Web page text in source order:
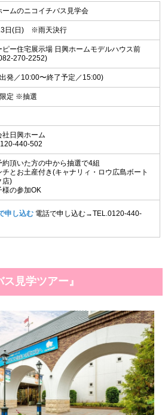
ームのニコイチバス見学会
日(日) ※雨天決行
ピー住宅展示場 日興ホームモデルハウス前
270-2252)
発／10:00〜終了予定／15:00)
定 ※抽選
社日興ホーム
440-502
頂いた方の中から抽選で4組
とお土産付き(キャナリィ・ロウ広島ボート
店)
の参加OK
申し込む 電話で申し込む→TEL.0120-440-
見学ツアー』